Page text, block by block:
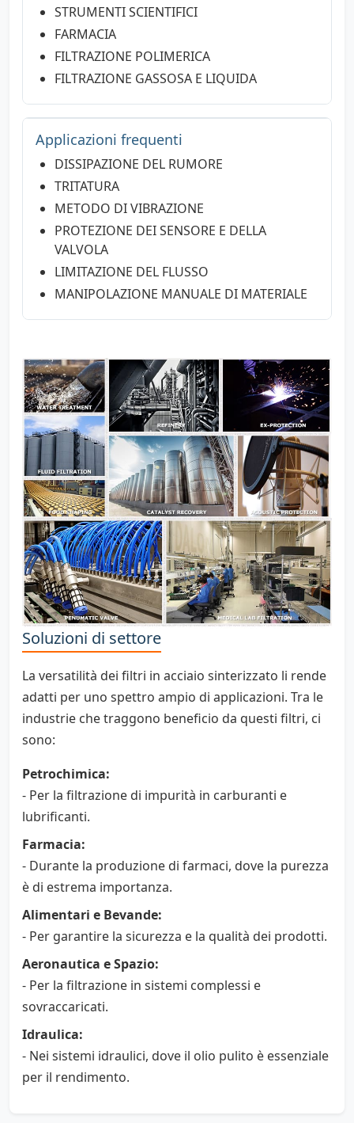
STRUMENTI SCIENTIFICI
FARMACIA
FILTRAZIONE POLIMERICA
FILTRAZIONE GASSOSA E LIQUIDA
Applicazioni frequenti
DISSIPAZIONE DEL RUMORE
TRITATURA
METODO DI VIBRAZIONE
PROTEZIONE DEI SENSORE E DELLA
VALVOLA
LIMITAZIONE DEL FLUSSO
MANIPOLAZIONE MANUALE DI MATERIALE
Soluzioni di settore
La versatilità dei filtri in acciaio sinterizzato li rende
adatti per uno spettro ampio di applicazioni. Tra le
industrie che traggono beneficio da questi filtri, ci
sono:
Petrochimica:
- Per la filtrazione di impurità in carburanti e
lubrificanti.
Farmacia:
- Durante la produzione di farmaci, dove la purezza
è di estrema importanza.
Alimentari e Bevande:
- Per garantire la sicurezza e la qualità dei prodotti.
Aeronautica e Spazio:
- Per la filtrazione in sistemi complessi e
sovraccaricati.
Idraulica:
- Nei sistemi idraulici, dove il olio pulito è essenziale
per il rendimento.